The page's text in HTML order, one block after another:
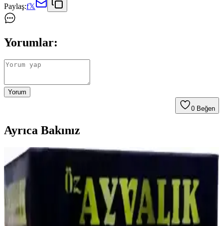
Paylaş:f𝕏
Yorumlar:
Yorum
0 Beğen
Ayrıca Bakınız
Az Kullanılan Tahıllar: Farro, Arpa, Teff,
Karabuğday ve Milletin Besin Değerleri ve
Kullanımı
Farro, arpa, teff, karabuğday ve millet gibi az kullanılan tahıllar,
farklı tatları ve yüksek besin değerleriyle mutfaklarda çeşitlilik sunar.
Pişirme ve depolama önerileriyle sağlıklı beslenmeye katkı sağlarlar.